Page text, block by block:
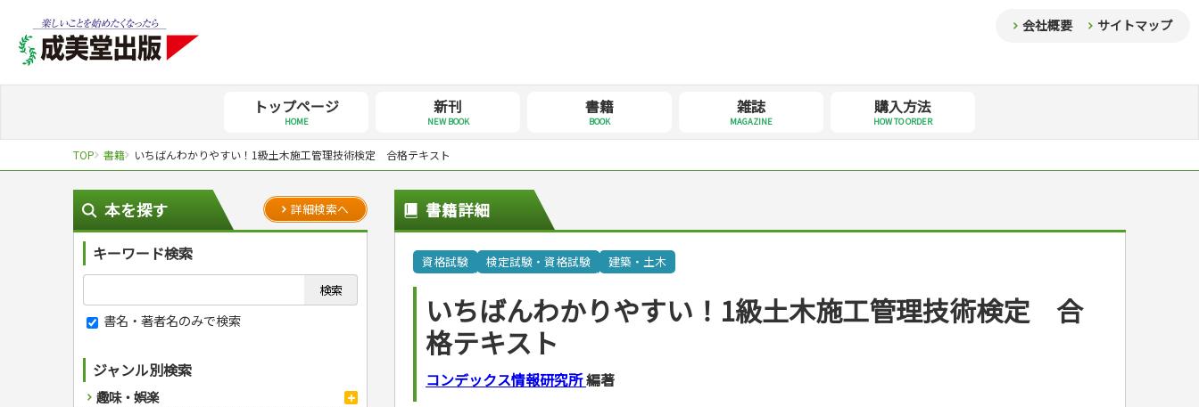
会社概要 サイトマップ
トップページ
HOME
新刊
NEW BOOK
書籍
BOOK
雑誌
MAGAZINE
購入方法
HOW TO ORDER
TOP 書籍 いちばんわかりやすい！1級土木施工管理技術検定 合格テキスト
本を探す 詳細検索へ
キーワード検索
書名・著者名のみで検索
ジャンル別検索
趣味・娯楽
書籍詳細
資格試験 検定試験・資格試験 建築・土木
いちばんわかりやすい！1級土木施工管理技術検定 合
格テキスト
コンデックス情報研究所編著